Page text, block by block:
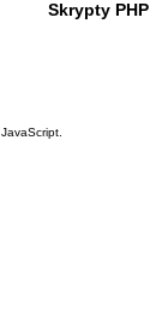
Skrypty PHP